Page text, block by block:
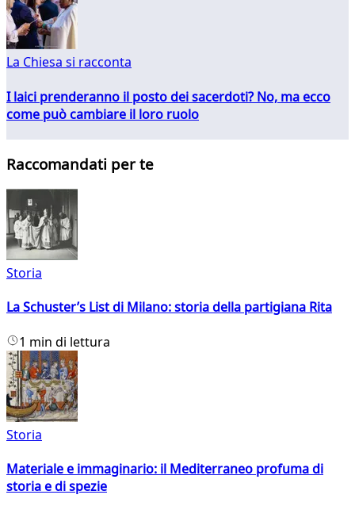
La Chiesa si racconta
I laici prenderanno il posto dei sacerdoti? No, ma ecco
come può cambiare il loro ruolo
Raccomandati per te
Storia
La Schuster’s List di Milano: storia della partigiana Rita
1 min di lettura
Storia
Materiale e immaginario: il Mediterraneo profuma di
storia e di spezie